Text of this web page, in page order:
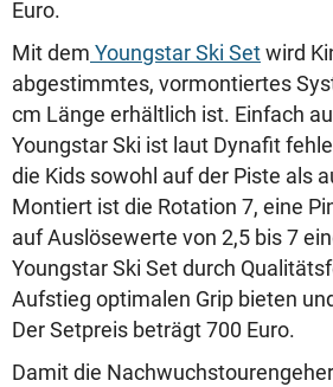
Euro.
Mit dem Youngstar Ski Setwird
abgestimmtes, vormontiertes
cm Länge erhältlich ist. Einfach
Youngstar Ski ist laut Dynafit
die Kids sowohl auf der Piste als
Montiert ist die Rotation 7, eine
auf Auslösewerte von 2,5 bis 7
Youngstar Ski Set durch
Aufstieg optimalen Grip bieten
Der Setpreis beträgt 700 Euro.
Damit die